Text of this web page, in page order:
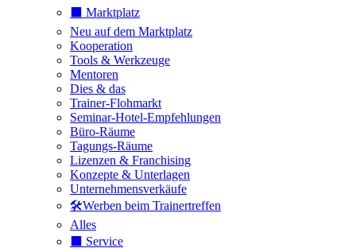
⬛️ Marktplatz
Neu auf dem Marktplatz
Kooperation
Tools & Werkzeuge
Mentoren
Dies & das
Trainer-Flohmarkt
Seminar-Hotel-Empfehlungen
Büro-Räume
Tagungs-Räume
Lizenzen & Franchising
Konzepte & Unterlagen
Unternehmensverkäufe
🛠️Werben beim Trainertreffen
Alles
⬛️ Service